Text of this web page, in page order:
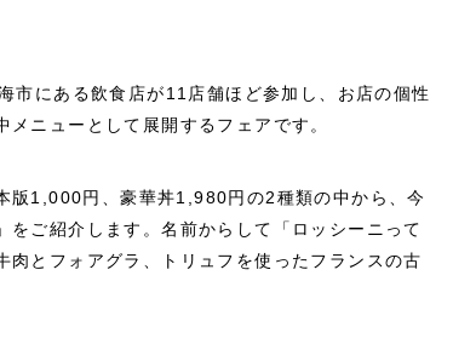
市にある飲食店が11店舗ほど参加し、お店の個性
ニューとして展開するフェアです。
版1,000円、豪華丼1,980円の2種類の中から、今
ご紹介します。名前からして「ロッシーニって
とフォアグラ、トリュフを使ったフランスの古